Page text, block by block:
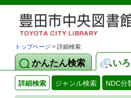
トップページ > 詳細検索
かんたん検索 い
詳細検索 ジャンル検索 NDC分